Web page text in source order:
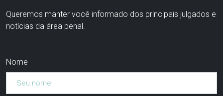
Queremos manter você informado dos principais julgados e
notícias da área penal.
Nome